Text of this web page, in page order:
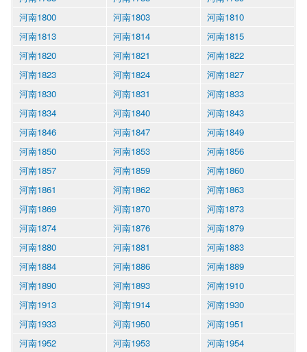
河南1800
河南1803
河南1810
河南1813
河南1814
河南1815
河南1820
河南1821
河南1822
河南1823
河南1824
河南1827
河南1830
河南1831
河南1833
河南1834
河南1840
河南1843
河南1846
河南1847
河南1849
河南1850
河南1853
河南1856
河南1857
河南1859
河南1860
河南1861
河南1862
河南1863
河南1869
河南1870
河南1873
河南1874
河南1876
河南1879
河南1880
河南1881
河南1883
河南1884
河南1886
河南1889
河南1890
河南1893
河南1910
河南1913
河南1914
河南1930
河南1933
河南1950
河南1951
河南1952
河南1953
河南1954